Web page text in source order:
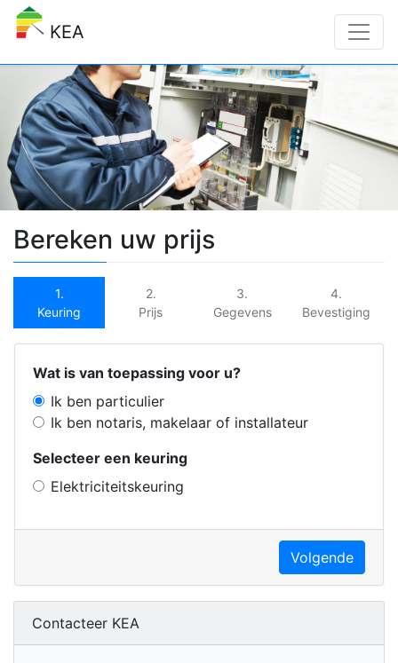
KEA
Bereken uw prijs
1.
Keuring
2.
Prijs
3.
Gegevens
4.
Bevestiging
Wat is van toepassing voor u?
Ik ben particulier
Ik ben notaris, makelaar of installateur
Selecteer een keuring
Elektriciteitskeuring
Volgende
Contacteer KEA